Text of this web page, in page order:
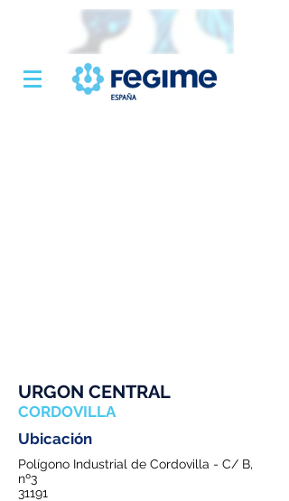
URGON CENTRAL
CORDOVILLA
Ubicación
Polígono Industrial de Cordovilla - C/ B,
nº3
31191